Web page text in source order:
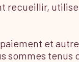
et
tenus